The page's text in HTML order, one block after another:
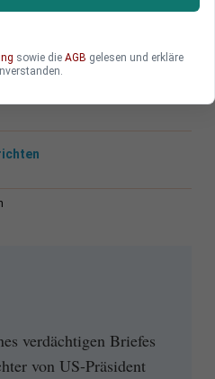
in ein
Substanz
verdächtigen Briefes
von US-Präsident
sowie die AGB gelesen und erkläre